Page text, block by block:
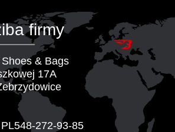
& Bags
17A
272-93-85
firmy